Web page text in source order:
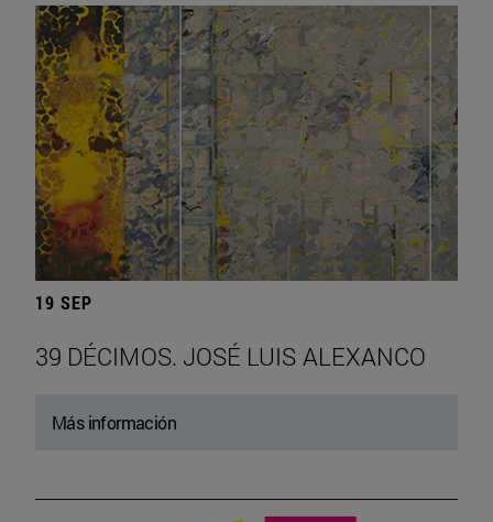
19 SEP
39 DÉCIMOS. JOSÉ LUIS ALEXANCO
Más información